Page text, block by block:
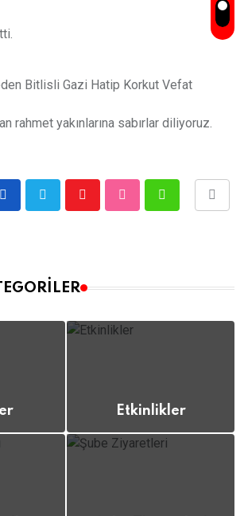
Bitlisli Gazi Hatip Korkut Vefat
rahmet yakınlarına sabırlar diliyoruz.
Etkinlikler